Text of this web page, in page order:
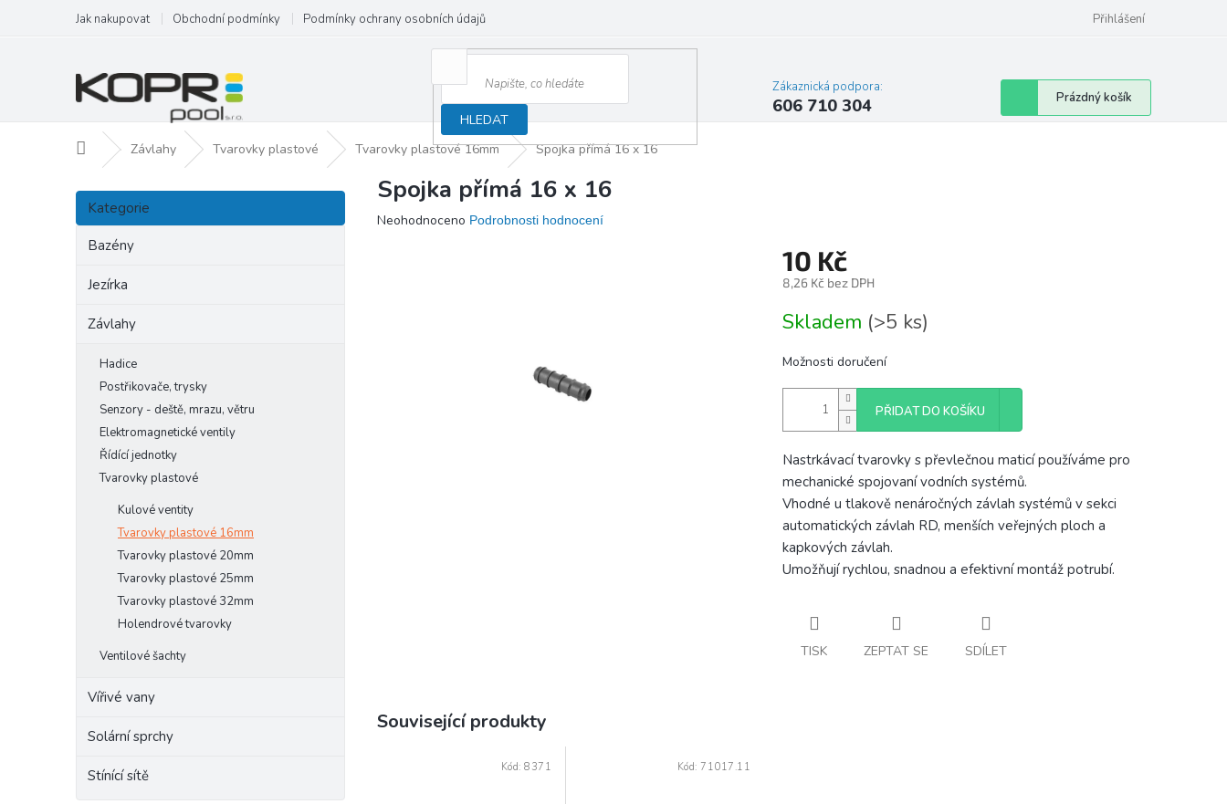
obsah
Jak nakupovat Obchodní podmínky Podmínky ochrany osobních údajů Přihlášení
HLEDAT
Zákaznická podpora:
606 710 304
Nákupní
košík
Prázdný košík
Domů Závlahy Tvarovky plastové Tvarovky plastové 16mm Spojka přímá 16 x 16
P
s
Přeskočit
kategorie
Kategorie
Bazény
Jezírka
Závlahy
Hadice
Postřikovače, trysky
Senzory - deště, mrazu, větru
Elektromagnetické ventily
Řídící jednotky
Tvarovky plastové
Kulové ventity
Tvarovky plastové 16mm
Tvarovky plastové 20mm
Tvarovky plastové 25mm
Tvarovky plastové 32mm
Holendrové tvarovky
Ventilové šachty
Vířivé vany
Solární sprchy
Stínící sítě
Spojka přímá 16 x 16
Průměrné
Neohodnoceno Podrobnosti hodnocení
10 Kč
8,26 Kč bez DPH
cena:
Skladem (>5 ks)
Možnosti doručení
PŘIDAT DO KOŠÍKU
Nastrkávací tvarovky s převlečnou maticí používáme pro
mechanické spojovaní vodních systémů.
Vhodné u tlakově nenáročných závlah systémů v sekci
automatických závlah RD, menších veřejných ploch a
kapkových závlah.
Umožňují rychlou, snadnou a efektivní montáž potrubí.
TISK ZEPTAT SE SDÍLET
Související produkty
Kód: 8371 Kód: 71017.11